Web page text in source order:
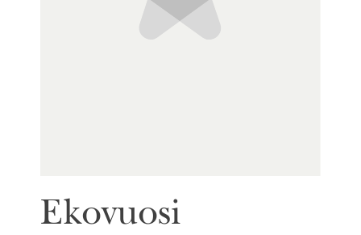
Ekovuosi